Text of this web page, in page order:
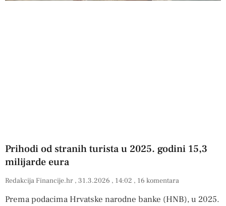
Prihodi od stranih turista u 2025. godini 15,3
milijarde eura
Redakcija Financije.hr 31.3.2026 14:02 16 komentara
Prema podacima Hrvatske narodne banke (HNB), u 2025.